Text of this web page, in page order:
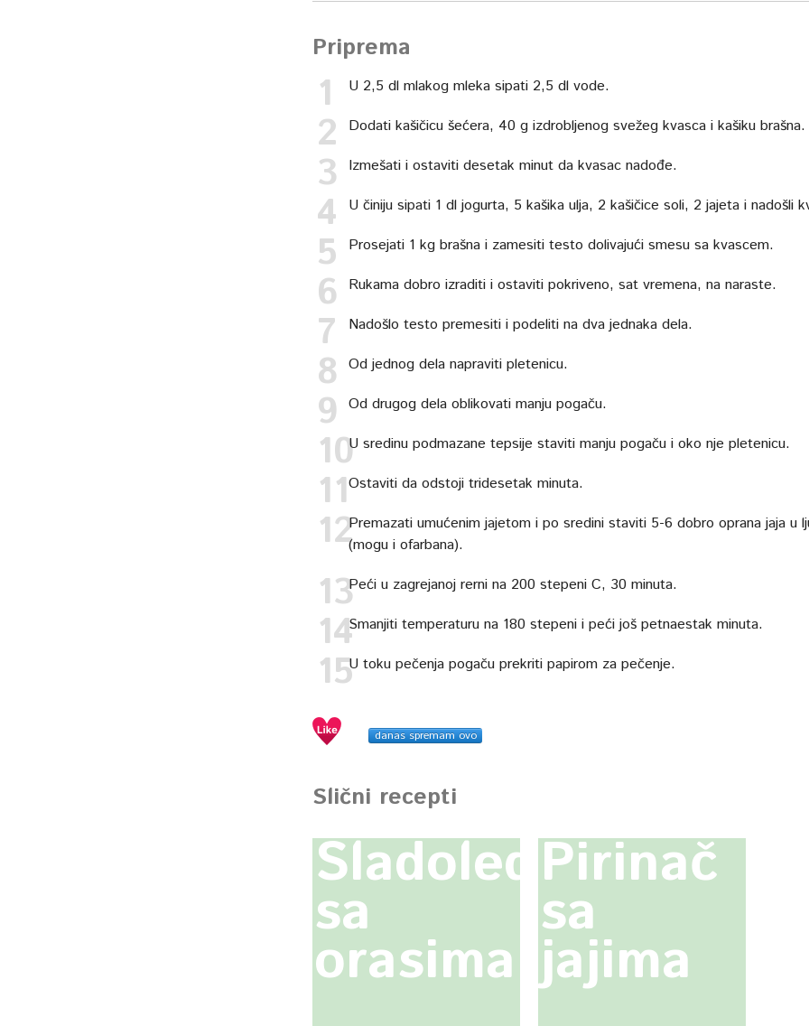
Priprema
U 2,5 dl mlakog mleka sipati 2,5 dl vode.
Dodati kašičicu šećera, 40 g izdrobljenog svežeg kvasca i kašiku brašna.
Izmešati i ostaviti desetak minut da kvasac nadođe.
U činiju sipati 1 dl jogurta, 5 kašika ulja, 2 kašičice soli, 2 jajeta i nadošli
Prosejati 1 kg brašna i zamesiti testo dolivajući smesu sa kvascem.
Rukama dobro izraditi i ostaviti pokriveno, sat vremena, na naraste.
Nadošlo testo premesiti i podeliti na dva jednaka dela.
Od jednog dela napraviti pletenicu.
Od drugog dela oblikovati manju pogaču.
U sredinu podmazane tepsije staviti manju pogaču i oko nje pletenicu.
Ostaviti da odstoji tridesetak minuta.
Premazati umućenim jajetom i po sredini staviti 5-6 dobro oprana jaja u
(mogu i ofarbana).
Peći u zagrejanoj rerni na 200 stepeni C, 30 minuta.
Smanjiti temperaturu na 180 stepeni i peći još petnaestak minuta.
U toku pečenja pogaču prekriti papirom za pečenje.
danas spremam ovo
Slični recepti
Sladoled
sa
orasima
Pirinač
sa
jajima